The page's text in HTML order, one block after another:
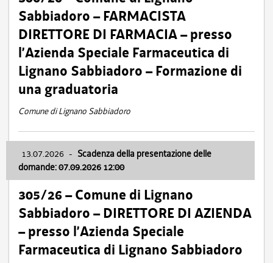
Sabbiadoro – FARMACISTA
DIRETTORE DI FARMACIA – presso
l’Azienda Speciale Farmaceutica di
Lignano Sabbiadoro – Formazione di
una graduatoria
Comune di Lignano Sabbiadoro
13.07.2026 - Scadenza della presentazione delle
domande: 07.09.2026 12:00
305/26 – Comune di Lignano
Sabbiadoro – DIRETTORE DI AZIENDA
– presso l’Azienda Speciale
Farmaceutica di Lignano Sabbiadoro